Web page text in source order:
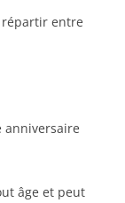
répartir entre
anniversaire
âge et peut